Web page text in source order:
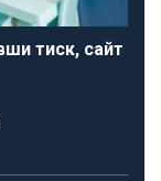
тиск, сайт